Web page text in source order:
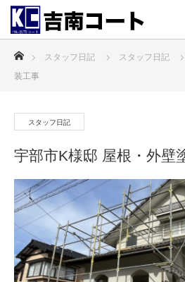
スタッフ日記 スタッフ日記
装工事
スタッフ日記
宇部市K様邸 屋根・外壁